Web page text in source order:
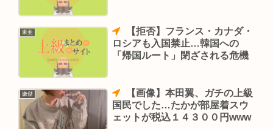
東亜
ロシアも入国禁止…韓国への
「帰国ルート」閉ざされる危機
嫌儲
国民でした…たかが部屋着スウ
ェットが税込１４３００円www